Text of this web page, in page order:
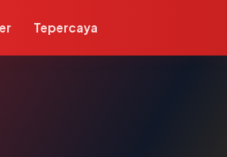
Tepercaya